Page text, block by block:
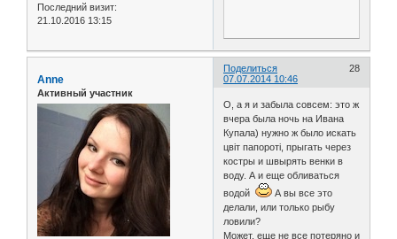
Последний визит:
21.10.2016 13:15
Поделиться
28
07.07.2014 10:46
Anne
Активный участник
О, а я и забыла совсем: это ж
вчера была ночь на Ивана
Купала) нужно ж было искать
цвіт папороті, прыгать через
костры и швырять венки в
воду. А и еще обливаться
водой
А вы все это
делали, или только рыбу
ловили?
Может, еще не все потеряно и